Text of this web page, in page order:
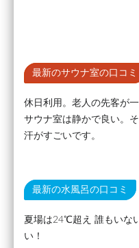
最新のサウナ室の口コミ
休日利用。老人の先客が
サウナ室は静かで良い。
汗がすごいです。
最新の水風呂の口コミ
夏場は24℃超え 誰もいな
い！